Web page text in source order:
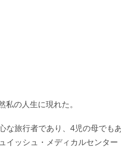
の人生に現れた。
な旅行者であり、4児の母でも
イッシュ・メディカルセンタ